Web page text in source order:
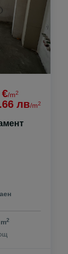
/m2
лв/m2
2